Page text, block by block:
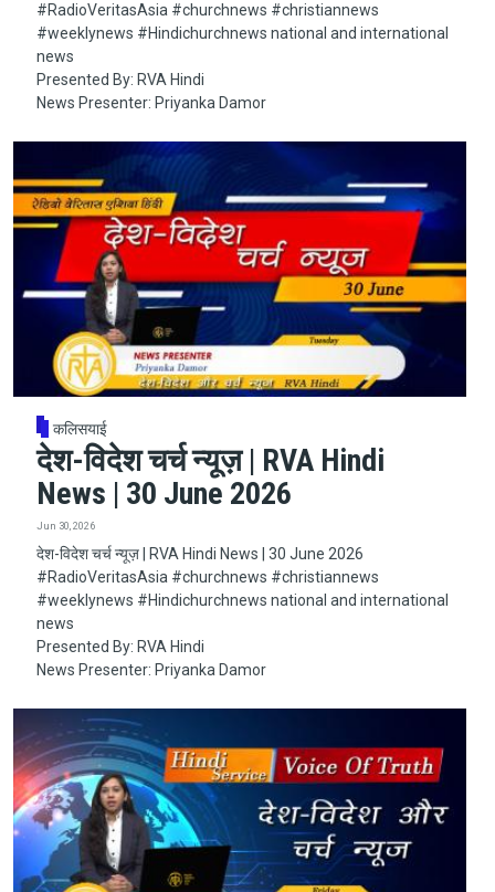
#RadioVeritasAsia​​​​​ #churchnews​​​​​ #christiannews​​​​​
#weeklynews​ #Hindichurchnews national and international
news
Presented By: RVA Hindi
News Presenter: Priyanka Damor
कलिसयाई
देश-विदेश चर्च न्यूज़ | RVA Hindi
News | 30 June 2026
Jun 30, 2026
देश-विदेश चर्च न्यूज़ | RVA Hindi News | 30 June 2026
#RadioVeritasAsia​​​​​ #churchnews​​​​​ #christiannews​​​​​
#weeklynews​ #Hindichurchnews national and international
news
Presented By: RVA Hindi
News Presenter: Priyanka Damor